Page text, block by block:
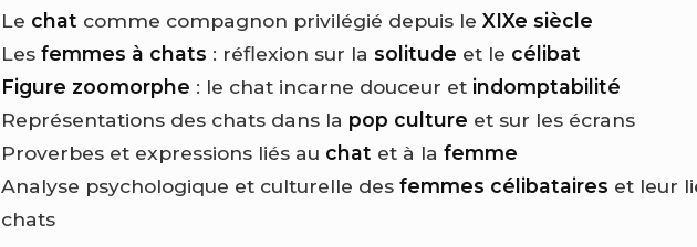
Le chat comme compagnon privilégié depuis le XIXe siècle
Les femmes à chats : réflexion sur la solitude et le célibat
Figure zoomorphe : le chat incarne douceur et indomptabilité
Représentations des chats dans la pop culture et sur les écrans
Proverbes et expressions liés au chat et à la femme
Analyse psychologique et culturelle des femmes célibataires et leur
chats